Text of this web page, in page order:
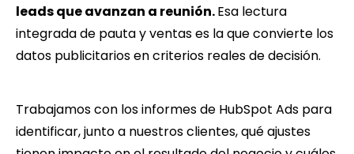
leads que avanzan a reunión.Esa lectura
integrada de pauta y ventas es la que convierte los
datos publicitarios en criterios reales de decisión.
Trabajamos con los informes de HubSpot Ads para
identificar, junto a nuestros clientes, qué ajustes